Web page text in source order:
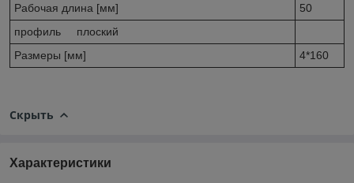
Рабочая длина [мм]
50
профиль плоский
Размеры [мм]
4*160
Скрыть
Характеристики